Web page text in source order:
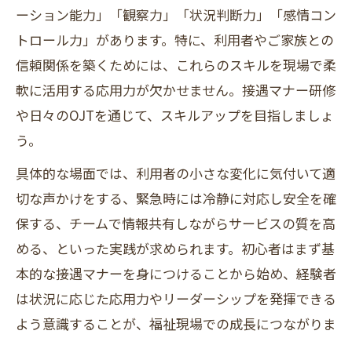
ーション能力」「観察力」「状況判断力」「感情コン
トロール力」があります。特に、利用者やご家族との
信頼関係を築くためには、これらのスキルを現場で柔
軟に活用する応用力が欠かせません。接遇マナー研修
や日々のOJTを通じて、スキルアップを目指しましょ
う。
具体的な場面では、利用者の小さな変化に気付いて適
切な声かけをする、緊急時には冷静に対応し安全を確
保する、チームで情報共有しながらサービスの質を高
める、といった実践が求められます。初心者はまず基
本的な接遇マナーを身につけることから始め、経験者
は状況に応じた応用力やリーダーシップを発揮できる
よう意識することが、福祉現場での成長につながりま